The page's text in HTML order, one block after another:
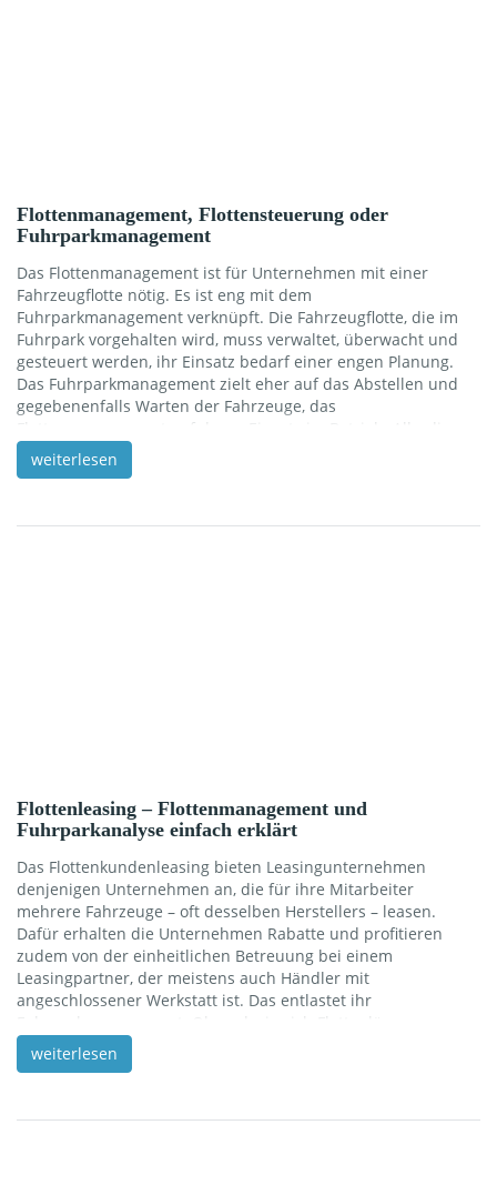
Flottenmanagement, Flottensteuerung oder
Fuhrparkmanagement
Das Flottenmanagement ist für Unternehmen mit einer
Fahrzeugflotte nötig. Es ist eng mit dem
Fuhrparkmanagement verknüpft. Die Fahrzeugflotte, die im
Fuhrpark vorgehalten wird, muss verwaltet, überwacht und
gesteuert werden, ihr Einsatz bedarf einer engen Planung.
Das Fuhrparkmanagement zielt eher auf das Abstellen und
gegebenenfalls Warten der Fahrzeuge, das
Flottenmanagement auf deren Einsatz im Betrieb. Allerdings
überlagern sich beide Bereiche naturgemäß. Was leistet das
Flottenmanagement? Im Wesentlichen geht es um den Einsatz
weiterlesen
Flottenleasing – Flottenmanagement und
Fuhrparkanalyse einfach erklärt
Das Flottenkundenleasing bieten Leasingunternehmen
denjenigen Unternehmen an, die für ihre Mitarbeiter
mehrere Fahrzeuge – oft desselben Herstellers – leasen.
Dafür erhalten die Unternehmen Rabatte und profitieren
zudem von der einheitlichen Betreuung bei einem
Leasingpartner, der meistens auch Händler mit
angeschlossener Werkstatt ist. Das entlastet ihr
Fuhrparkmanagement. Ob und wie sich Flottenlösungen
lohnen, zeigt die Fuhrparkanalyse. Was bringt das
einheitliche Flottenmanagement? Die Autohersteller und
weiterlesen